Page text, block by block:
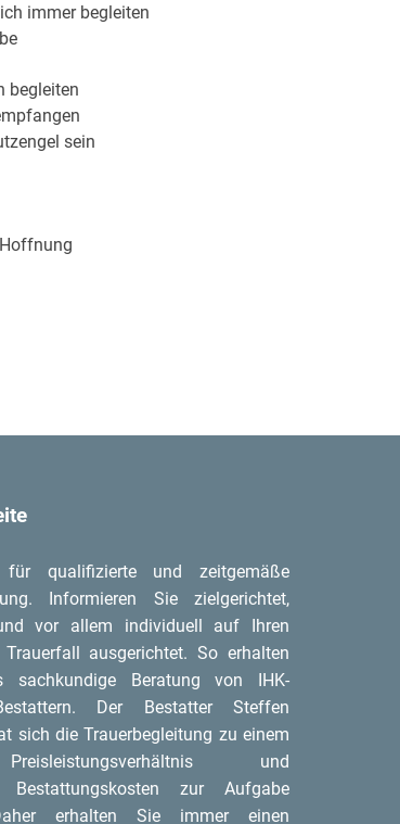
immer begleiten
begleiten
sein
qualifizierte und zeitgemäße
Informieren Sie zielgerichtet,
vor allem individuell auf Ihren
Trauerfall ausgerichtet. So erhalten
Beratung von IHK-
Der Bestatter Steffen
sich die Trauerbegleitung zu einem
und
Bestattungskosten zur Aufgabe
erhalten Sie immer einen